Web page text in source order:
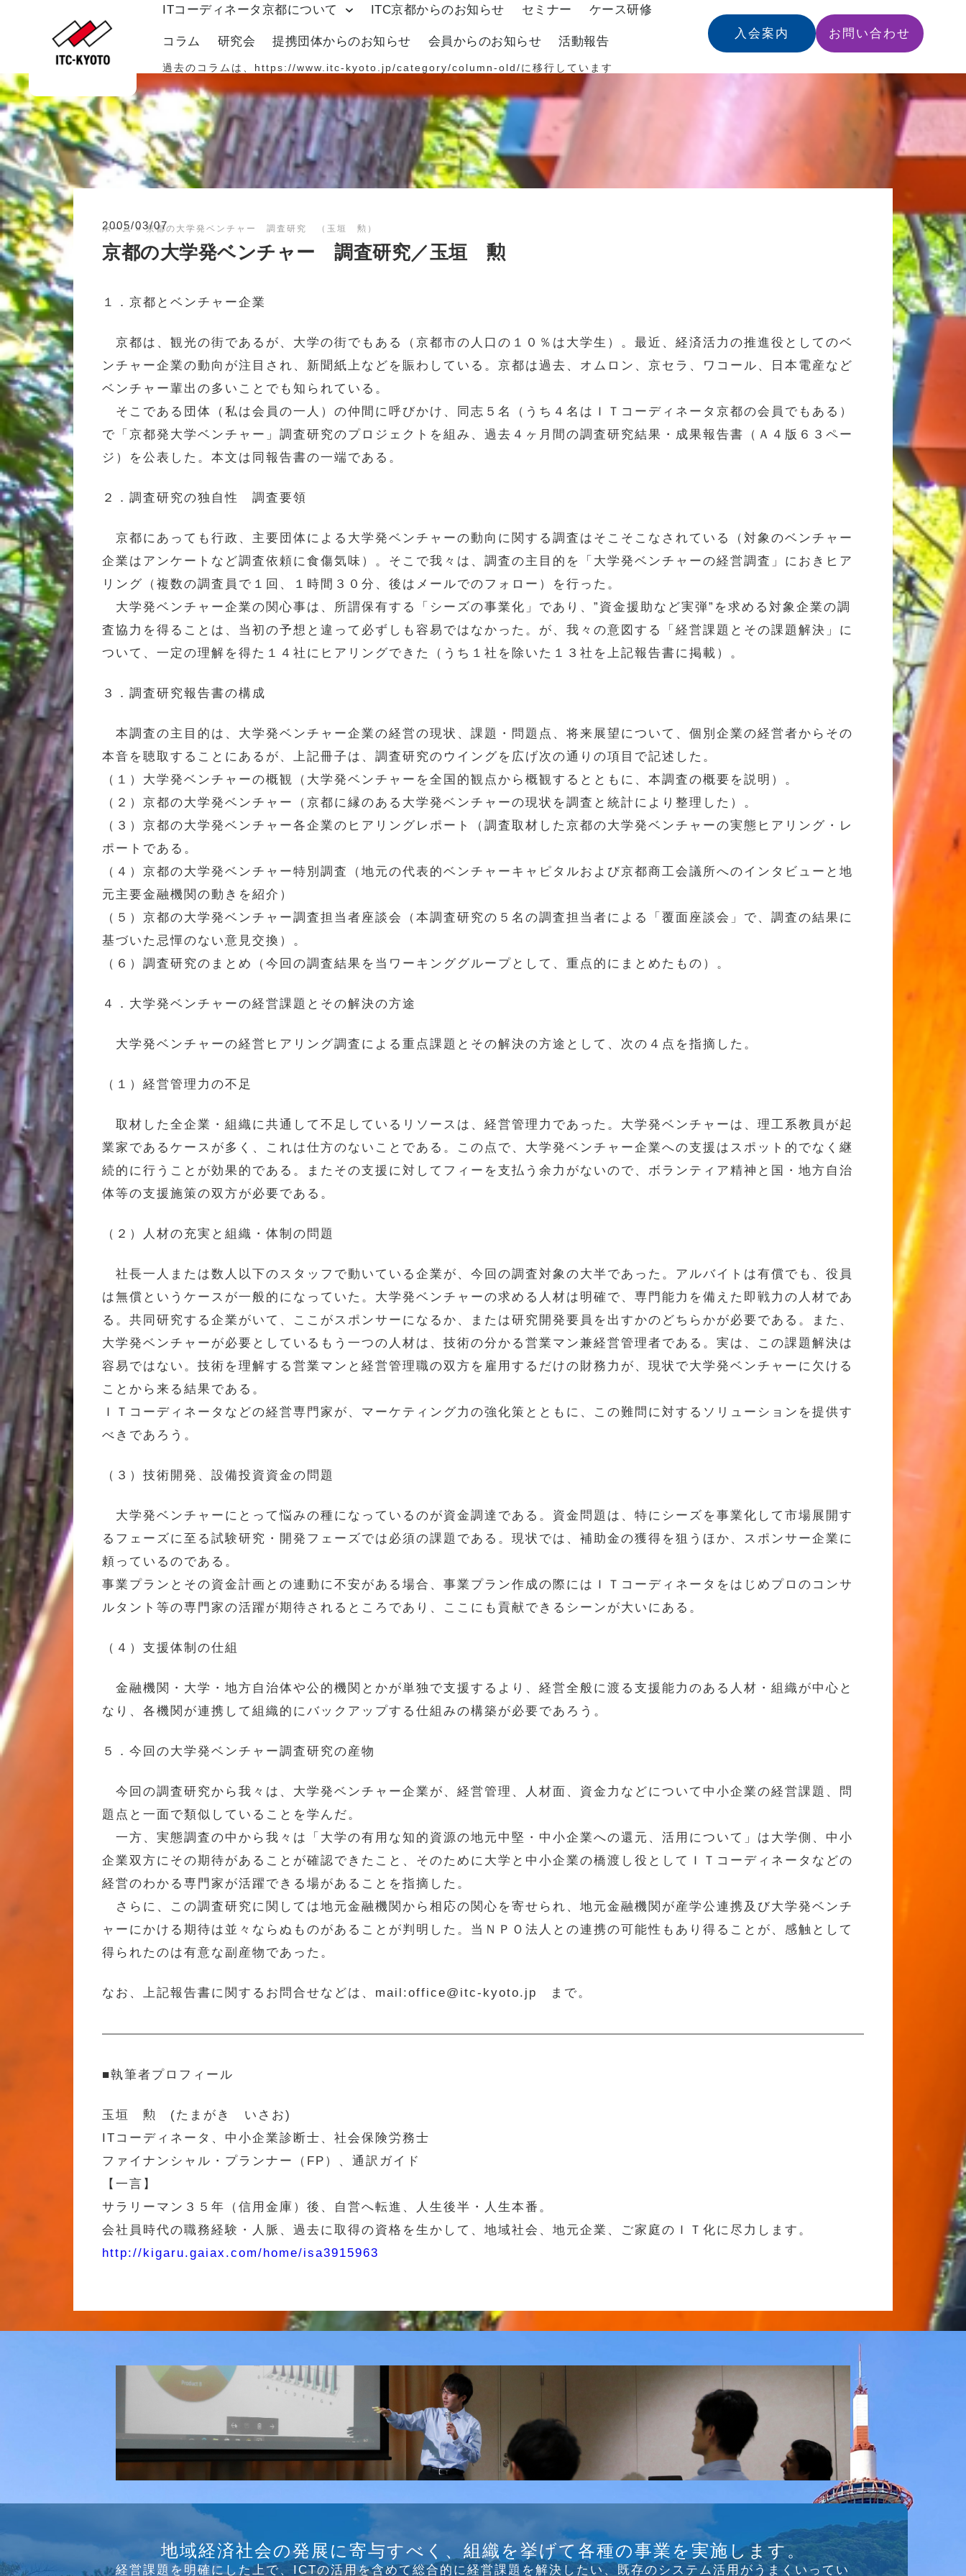
ITコーディネータ京都について ITC京都からのお知らせ セミナー ケース研修
コラム 研究会 提携団体からのお知らせ 会員からのお知らせ 活動報告
過去のコラムは、 https://www.itc-kyoto.jp/category/column-old/ に移行しています
入会案内 お問い合わせ
ホーム»京都の大学発ベンチャー 調査研究 （玉垣 勲）
2005/03/07
京都の大学発ベンチャー 調査研究／玉垣 勲
１．京都とベンチャー企業
京都は、観光の街であるが、大学の街でもある（京都市の人口の１０％は大学生）。最近、経済活力の推進役としてのベ
ンチャー企業の動向が注目され、新聞紙上などを賑わしている。京都は過去、オムロン、京セラ、ワコール、日本電産など
ベンチャー輩出の多いことでも知られている。
そこである団体（私は会員の一人）の仲間に呼びかけ、同志５名（うち４名はＩＴコーディネータ京都の会員でもある）
で「京都発大学ベンチャー」調査研究のプロジェクトを組み、過去４ヶ月間の調査研究結果・成果報告書（Ａ４版６３ペー
ジ）を公表した。本文は同報告書の一端である。
２．調査研究の独自性 調査要領
京都にあっても行政、主要団体による大学発ベンチャーの動向に関する調査はそこそこなされている（対象のベンチャー
企業はアンケートなど調査依頼に食傷気味）。そこで我々は、調査の主目的を「大学発ベンチャーの経営調査」におきヒア
リング（複数の調査員で１回、１時間３０分、後はメールでのフォロー）を行った。
大学発ベンチャー企業の関心事は、所謂保有する「シーズの事業化」であり、”資金援助など実弾”を求める対象企業の調
査協力を得ることは、当初の予想と違って必ずしも容易ではなかった。が、我々の意図する「経営課題とその課題解決」に
ついて、一定の理解を得た１４社にヒアリングできた（うち１社を除いた１３社を上記報告書に掲載）。
３．調査研究報告書の構成
本調査の主目的は、大学発ベンチャー企業の経営の現状、課題・問題点、将来展望について、個別企業の経営者からその
本音を聴取することにあるが、上記冊子は、調査研究のウイングを広げ次の通りの項目で記述した。
（１）大学発ベンチャーの概観（大学発ベンチャーを全国的観点から概観するとともに、本調査の概要を説明）。
（２）京都の大学発ベンチャー（京都に縁のある大学発ベンチャーの現状を調査と統計により整理した）。
（３）京都の大学発ベンチャー各企業のヒアリングレポート（調査取材した京都の大学発ベンチャーの実態ヒアリング・レ
ポートである。
（４）京都の大学発ベンチャー特別調査（地元の代表的ベンチャーキャピタルおよび京都商工会議所へのインタビューと地
元主要金融機関の動きを紹介）
（５）京都の大学発ベンチャー調査担当者座談会（本調査研究の５名の調査担当者による「覆面座談会」で、調査の結果に
基づいた忌憚のない意見交換）。
（６）調査研究のまとめ（今回の調査結果を当ワーキンググループとして、重点的にまとめたもの）。
４．大学発ベンチャーの経営課題とその解決の方途
大学発ベンチャーの経営ヒアリング調査による重点課題とその解決の方途として、次の４点を指摘した。
（１）経営管理力の不足
取材した全企業・組織に共通して不足しているリソースは、経営管理力であった。大学発ベンチャーは、理工系教員が起
業家であるケースが多く、これは仕方のないことである。この点で、大学発ベンチャー企業への支援はスポット的でなく継
続的に行うことが効果的である。またその支援に対してフィーを支払う余力がないので、ボランティア精神と国・地方自治
体等の支援施策の双方が必要である。
（２）人材の充実と組織・体制の問題
社長一人または数人以下のスタッフで動いている企業が、今回の調査対象の大半であった。アルバイトは有償でも、役員
は無償というケースが一般的になっていた。大学発ベンチャーの求める人材は明確で、専門能力を備えた即戦力の人材であ
る。共同研究する企業がいて、ここがスポンサーになるか、または研究開発要員を出すかのどちらかが必要である。また、
大学発ベンチャーが必要としているもう一つの人材は、技術の分かる営業マン兼経営管理者である。実は、この課題解決は
容易ではない。技術を理解する営業マンと経営管理職の双方を雇用するだけの財務力が、現状で大学発ベンチャーに欠ける
ことから来る結果である。
ＩＴコーディネータなどの経営専門家が、マーケティング力の強化策とともに、この難問に対するソリューションを提供す
べきであろう。
（３）技術開発、設備投資資金の問題
大学発ベンチャーにとって悩みの種になっているのが資金調達である。資金問題は、特にシーズを事業化して市場展開す
るフェーズに至る試験研究・開発フェーズでは必須の課題である。現状では、補助金の獲得を狙うほか、スポンサー企業に
頼っているのである。
事業プランとその資金計画との連動に不安がある場合、事業プラン作成の際にはＩＴコーディネータをはじめプロのコンサ
ルタント等の専門家の活躍が期待されるところであり、ここにも貢献できるシーンが大いにある。
（４）支援体制の仕組
金融機関・大学・地方自治体や公的機関とかが単独で支援するより、経営全般に渡る支援能力のある人材・組織が中心と
なり、各機関が連携して組織的にバックアップする仕組みの構築が必要であろう。
５．今回の大学発ベンチャー調査研究の産物
今回の調査研究から我々は、大学発ベンチャー企業が、経営管理、人材面、資金力などについて中小企業の経営課題、問
題点と一面で類似していることを学んだ。
一方、実態調査の中から我々は「大学の有用な知的資源の地元中堅・中小企業への還元、活用について」は大学側、中小
企業双方にその期待があることが確認できたこと、そのために大学と中小企業の橋渡し役としてＩＴコーディネータなどの
経営のわかる専門家が活躍できる場があることを指摘した。
さらに、この調査研究に関しては地元金融機関から相応の関心を寄せられ、地元金融機関が産学公連携及び大学発ベンチ
ャーにかける期待は並々ならぬものがあることが判明した。当ＮＰＯ法人との連携の可能性もあり得ることが、感触として
得られたのは有意な副産物であった。
なお、上記報告書に関するお問合せなどは、mail:office@itc-kyoto.jp まで。
■執筆者プロフィール
玉垣 勲 (たまがき いさお)
ITコーディネータ、中小企業診断士、社会保険労務士
ファイナンシャル・プランナー（FP）、通訳ガイド
【一言】
サラリーマン３５年（信用金庫）後、自営へ転進、人生後半・人生本番。
会社員時代の職務経験・人脈、過去に取得の資格を生かして、地域社会、地元企業、ご家庭のＩＴ化に尽力します。
http://kigaru.gaiax.com/home/isa3915963
介護ソリューション研究会、WEB/SNS研究会を行
っています
地域経済社会の発展に寄与すべく、組織を挙げて各種の事業を実施します。
経営課題を明確にした上で、ICTの活⽤を含めて総合的に経営課題を解決したい、既存のシステム活⽤がうまくいってい